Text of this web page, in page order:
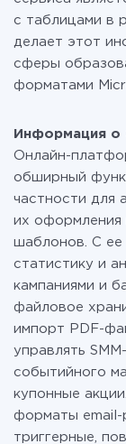
c таблицами в
делает этот
сферы
форматами
Информация о
Онлайн-
обширный
частности для
их оформления
шаблонов. С
статистику и
кампаниями и
файловое
импорт PDF-
управлять
событийного
купонные
форматы email-
триггерные,